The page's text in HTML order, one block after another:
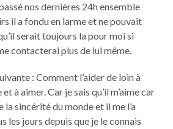
nos dernières 24h ensemble
il a fondu en larme et ne pouvait
serait toujours la pour moi si
contacterai plus de lui même.
: Comment l’aider de loin à
à aimer. Car je sais qu’il m’aime car
la sincérité du monde et il me l’a
les jours depuis que je le connais